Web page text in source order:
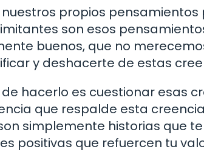
propios
son esos
buenos, que no
y deshacerte de estas
hacerlo es cuestionar esas
que respalde esta
simplemente historias que
positivas que refuercen tu